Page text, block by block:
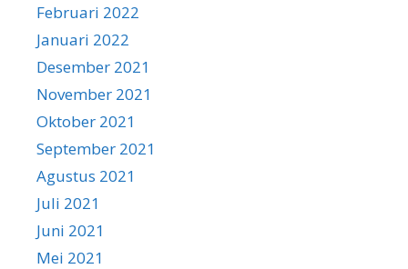
Februari 2022
Januari 2022
Desember 2021
November 2021
Oktober 2021
September 2021
Agustus 2021
Juli 2021
Juni 2021
Mei 2021